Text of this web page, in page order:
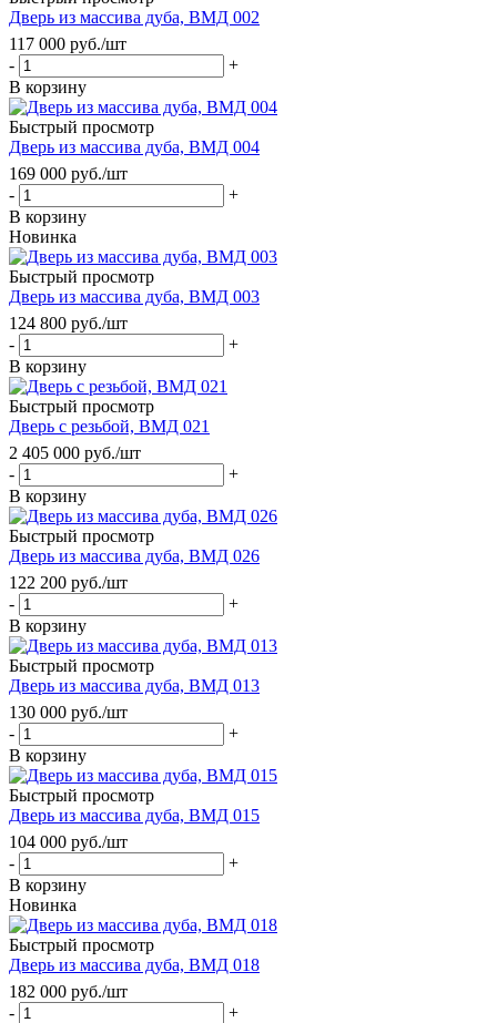
Дверь из массива дуба, ВМД 002
117 000 руб./шт
-
+
В корзину
Быстрый просмотр
Дверь из массива дуба, ВМД 004
169 000 руб./шт
-
+
В корзину
Новинка
Быстрый просмотр
Дверь из массива дуба, ВМД 003
124 800 руб./шт
-
+
В корзину
Быстрый просмотр
Дверь с резьбой, ВМД 021
2 405 000 руб./шт
-
+
В корзину
Быстрый просмотр
Дверь из массива дуба, ВМД 026
122 200 руб./шт
-
+
В корзину
Быстрый просмотр
Дверь из массива дуба, ВМД 013
130 000 руб./шт
-
+
В корзину
Быстрый просмотр
Дверь из массива дуба, ВМД 015
104 000 руб./шт
-
+
В корзину
Новинка
Быстрый просмотр
Дверь из массива дуба, ВМД 018
182 000 руб./шт
-
+